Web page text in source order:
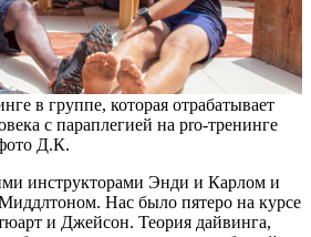
в группе, которая отрабатывает
с параплегией на pro-тренинге
Д.К.
инструкторами Энди и Карлом и
Нас было пятеро на курсе
и Джейсон. Теория дайвинга,